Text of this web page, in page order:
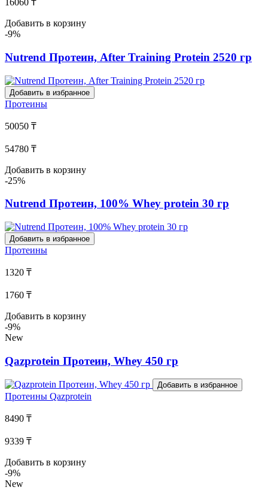
16060 ₸
Добавить в корзину
-9%
Nutrend Протеин, After Training Protein 2520 гр
Добавить в избранное
Протеины
50050 ₸
54780 ₸
Добавить в корзину
-25%
Nutrend Протеин, 100% Whey protein 30 гр
Добавить в избранное
Протеины
1320 ₸
1760 ₸
Добавить в корзину
-9%
New
Qazprotein Протеин, Whey 450 гр
Добавить в избранное
Протеины Qazprotein
8490 ₸
9339 ₸
Добавить в корзину
-9%
New